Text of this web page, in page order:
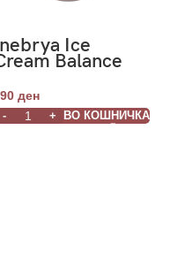
Ice
Balance
ден
ВО КОШНИЧКА